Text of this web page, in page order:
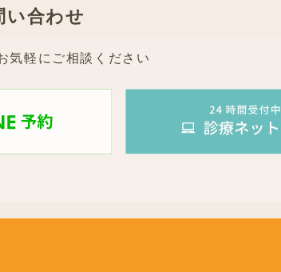
い合わせ
気軽にご相談ください